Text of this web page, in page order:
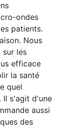
ondes
patients.
Nous
sur les
efficace
la santé
quel
Il s'agit d'une
aussi
des